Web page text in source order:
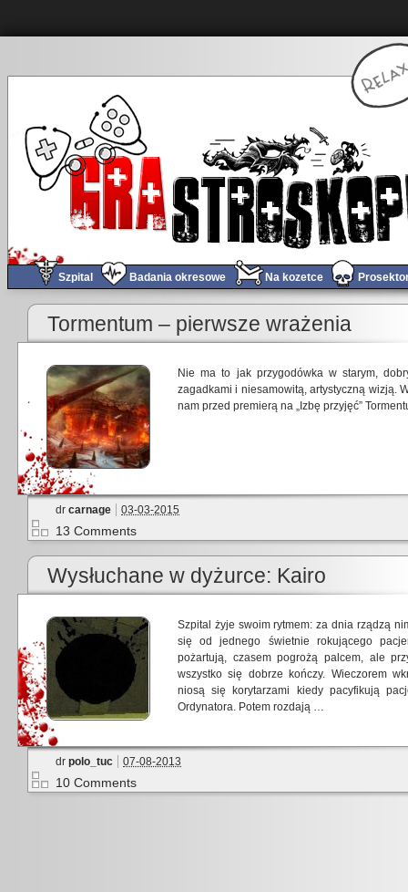
Szpital Badania okresowe Na kozetce
Tormentum – pierwsze wrażenia
Nie ma to jak przygodówka w starym,
zagadkami i niesamowitą, artystyczną wizją.
nam przed premierą na „Izbę przyjęć”
dr carnage 03-03-2015
13 Comments
Wysłuchane w dyżurce: Kairo
Szpital żyje swoim rytmem: za dnia rządzą
się od jednego świetnie rokującego
pożartują, czasem pogrożą palcem, ale
wszystko się dobrze kończy. Wieczorem
niosą się korytarzami kiedy pacyfikują
Ordynatora. Potem rozdają …
dr polo_tuc 07-08-2013
10 Comments